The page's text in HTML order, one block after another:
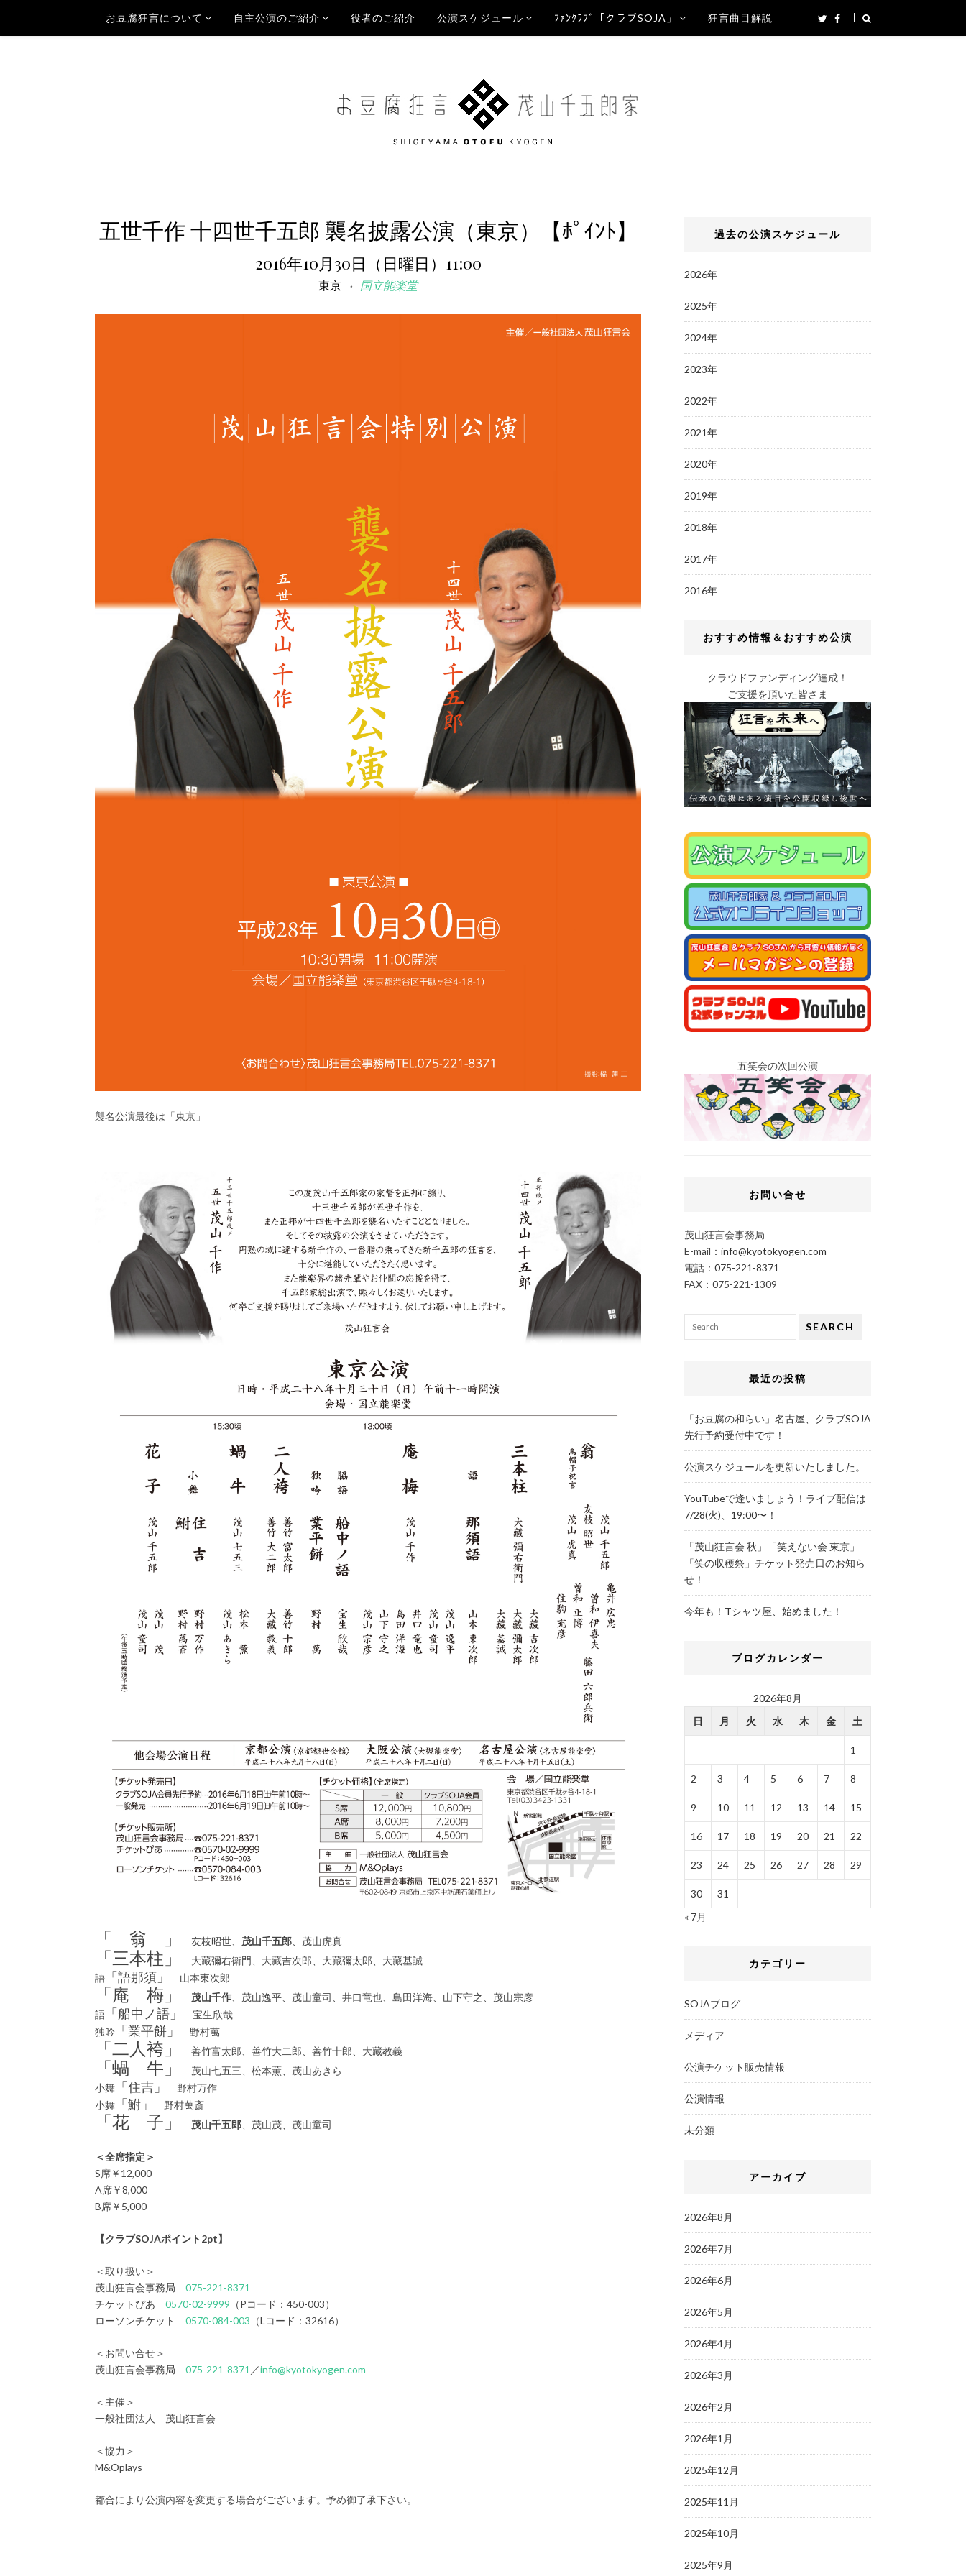
お豆腐狂言について 自主公演のご紹介 役者のご紹介 公演スケジュール ﾌｧﾝｸﾗﾌﾞ「クラブSOJA」 狂言曲目解説
五世千作 十四世千五郎 襲名披露公演（東京）【ﾎﾟｲﾝﾄ】
2016年10月30日（日曜日）11:00
東京 国立能楽堂
襲名公演最後は「東京」
「 翁 」 友枝昭世、 茂山千五郎 、茂山虎真
「三本柱」
大藏彌右衛門、大藏吉次郎、大藏彌太郎、大藏基誠
語 「語那須」 山本東次郎
「庵 梅」 茂山千作 、茂山逸平、茂山童司、井口竜也、島田洋海、山下守之、茂山宗彦
語 「船中ノ語」
宝生欣哉
独吟 「業平餅」 野村萬
「二人袴」 善竹富太郎、善竹大二郎、善竹十郎、大藏教義
「蝸 牛」
茂山七五三、松本薫、茂山あきら
小舞 「住吉」
野村万作
小舞 「鮒」 野村萬斎
「花 子」 茂山千五郎 、茂山茂、茂山童司
＜全席指定＞
S席￥12,000
A席￥8,000
B席￥5,000
【クラブSOJAポイント2pt】
＜取り扱い＞
茂山狂言会事務局 075-221-8371
チケットぴあ 0570-02-9999 （Pコード：450-003）
ローソンチケット 0570-084-003 （Lコード：32616）
＜お問い合せ＞
茂山狂言会事務局 075-221-8371 ／info@kyotokyogen.com
＜主催＞
一般社団法人 茂山狂言会
＜協力＞
M&Oplays
都合により公演内容を変更する場合がございます。予め御了承下さい。
過去の公演スケジュール
2026年
2025年
2024年
2023年
2022年
2021年
2020年
2019年
2018年
2017年
2016年
おすすめ情報＆おすすめ公演
クラウドファンディング達成！
ご支援を頂いた皆さま
五笑会の次回公演
お問い合せ
茂山狂言会事務局
E-mail： info@kyotokyogen.com
電話： 075-221-8371
FAX：075-221-1309
SEARCH
最近の投稿
「お豆腐の和らい」名古屋、クラブSOJA
先行予約受付中です！
公演スケジュールを更新いたしました。
YouTubeで逢いましょう！ライブ配信は
7/28(火)、19:00〜！
「茂山狂言会 秋」「笑えない会 東京」
「笑の収穫祭」チケット発売日のお知ら
せ！
今年も！Tシャツ屋、始めました！
ブログカレンダー
2026年8月
日
月 火 水 木 金 土
1
2 3 4 5 6 7 8
9 10 11 12 13 14 15
16 17 18 19 20 21 22
23 24 25 26 27 28 29
30
31
« 7月
カテゴリー
SOJAブログ
メディア
公演チケット販売情報
公演情報
未分類
アーカイブ
2026年8月
2026年7月
2026年6月
2026年5月
2026年4月
2026年3月
2026年2月
2026年1月
2025年12月
2025年11月
2025年10月
2025年9月